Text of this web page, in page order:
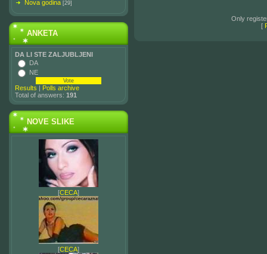
Nova godina [29]
ANKETA
DA LI STE ZALJUBLJENI
DA
NE
Results | Polls archive
Total of answers: 191
NOVE SLIKE
[CECA]
[CECA]
Only
[